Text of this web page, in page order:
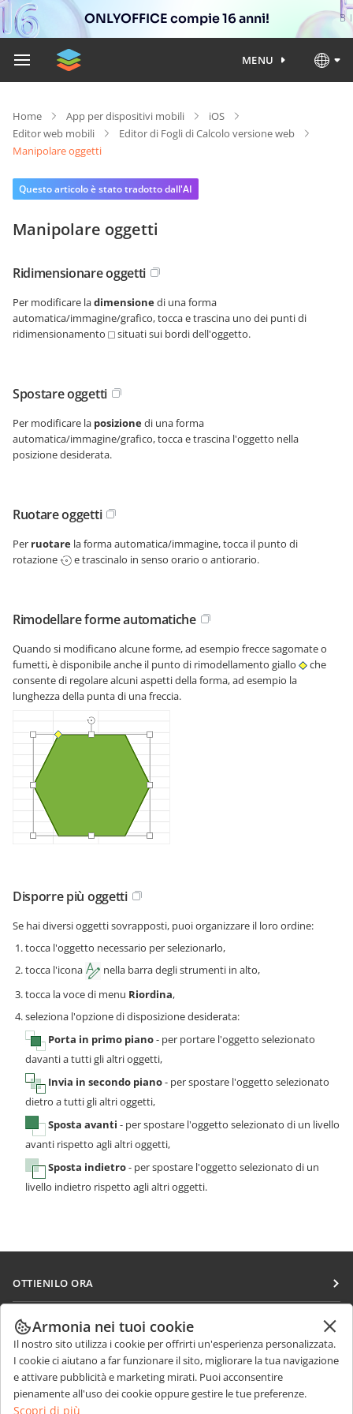
ONLYOFFICE compie 16 anni!
MENU
Home App per dispositivi mobili
iOS
Editor web mobili
Editor di Fogli di Calcolo versione web
Manipolare oggetti
Questo articolo è stato tradotto dall'AI
Manipolare oggetti
Ridimensionare oggetti
Per modificare ladimensionedi una forma
automatica/immagine/grafico, tocca e trascina uno dei punti di
ridimensionamento
situati sui bordi dell'oggetto.
Spostare oggetti
Per modificare la posizionedi una forma
automatica/immagine/grafico, tocca e trascina l'oggetto nella
posizione desiderata.
Ruotare oggetti
Per ruotare la forma automatica/immagine, tocca il punto di
rotazione
e trascinalo in senso orario o antiorario.
Rimodellare forme automatiche
Quando si modificano alcune forme, ad esempio frecce sagomate o
fumetti, è disponibile anche il punto di rimodellamento giallo
che
consente di regolare alcuni aspetti della forma, ad esempio la
lunghezza della punta di una freccia.
Disporre più oggetti
Se hai diversi oggetti sovrapposti, puoi organizzare il loro ordine:
tocca l'oggetto necessario per selezionarlo,
tocca l'icona
nella barra degli strumenti in alto,
tocca la voce di menu Riordina,
seleziona l'opzione di disposizione desiderata:
Porta in primo piano- per portare l'oggetto selezionato
davanti a tutti gli altri oggetti,
Invia in secondo piano- per spostare l'oggetto selezionato
dietro a tutti gli altri oggetti,
Sposta avanti - per spostare l'oggetto selezionato di un livello
avanti rispetto agli altri oggetti,
Sposta indietro- per spostare l'oggetto selezionato di un
livello indietro rispetto agli altri oggetti.
OTTIENILO ORA
Docs
DocSpace
Workspace
Connettori
COLLABORA
Per i contributori
Per i traduttori
Per gli influencer
RICEVI NOTIZIE
Blog
RICEVI AIUTO
Armonia nei tuoi cookie
Il nostro sito utilizza i cookie per offrirti un'esperienza personalizzata.
I cookie ci aiutano a far funzionare il sito, migliorare la tua navigazione
e attivare pubblicità e marketing mirati. Puoi acconsentire
pienamente all'uso dei cookie oppure gestire le tue preferenze.
Scopri di più